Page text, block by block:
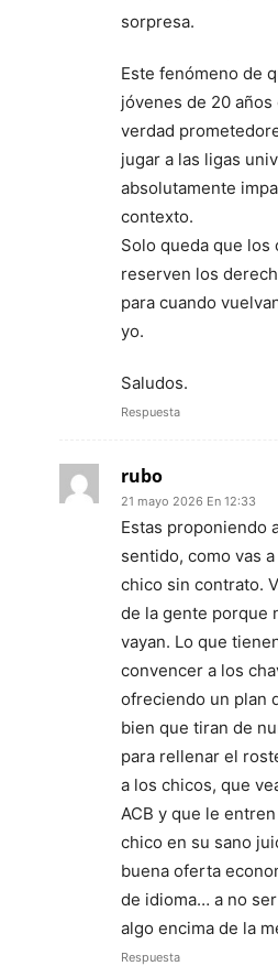
sorpresa.
Este fenómeno de
jóvenes de 20
verdad
jugar a las ligas
absolutamente
contexto.
Solo queda que
reserven los
para cuando
yo.
Saludos.
Respuesta
rubo
21 mayo 2026 En 12:33
Estas proponiendo
sentido, como vas
chico sin contrato.
de la gente porque
vayan. Lo que
convencer a los
ofreciendo un plan
bien que tiran de
para rellenar el
a los chicos, que
ACB y que le
chico en su sano
buena oferta
de idioma… a no
algo encima de la
Respuesta